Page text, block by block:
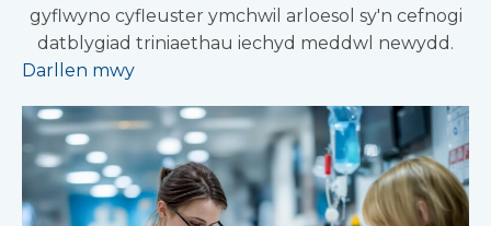
gyflwyno cyfleuster ymchwil arloesol sy'n cefnogi
datblygiad triniaethau iechyd meddwl newydd.
Darllen mwy